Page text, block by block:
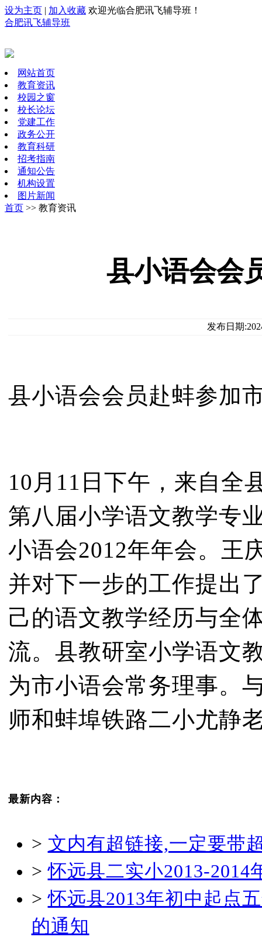
设为主页 | 加入收藏 欢迎光临合肥讯飞辅导班！
合肥讯飞辅导班
网站首页
教育资讯
校园之窗
校长论坛
党建工作
政务公开
教育科研
招考指南
通知公告
机构设置
图片新闻
首页 >> 教育资讯
县小语会会
发布日期
县小语会会员赴蚌参加
10月11日下午，来自全
第八届小学语文教学专
小语会2012年年会。王
并对下一步的工作提出
己的语文教学经历与全
流。县教研室小学语文
为市小语会常务理事。
师和蚌埠铁路二小尤静
最新内容：
> 文内有超链接,一定要带
>怀远县二实小2013-2014
>怀远县2013年初中起点
的通知